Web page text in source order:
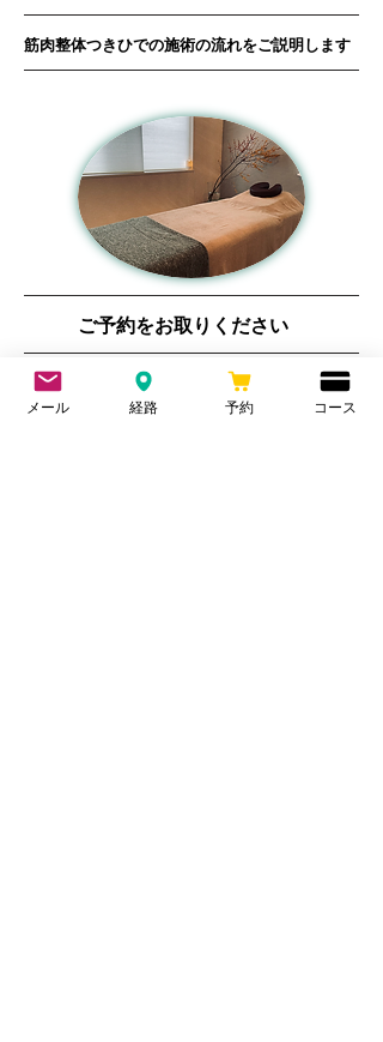
筋肉整体つきひでの施術の流れをご説明します
ご予約をお取りください
当サロンは完全予約制です。身体の不調を感じた
ら、まずはネット予約・DMにてご希望の日時でご
メール 経路 予約 コース